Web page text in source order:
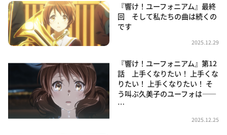
『響け！ユーフォニアム』最終
回 そして私たちの曲は続くの
です
2025.12.29
『響け！ユーフォニアム』第12
話 上手くなりたい！ 上手くな
りたい！ 上手くなりたい！ そ
う叫ぶ久美子のユーフォは——
…
2025.12.25